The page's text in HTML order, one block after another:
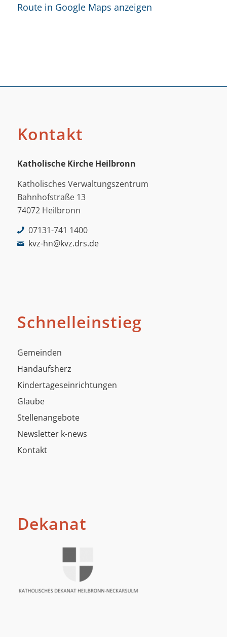
Route in Google Maps anzeigen
Kontakt
Katholische Kirche Heilbronn
Katholisches Verwaltungszentrum
Bahnhofstraße 13
74072 Heilbronn
07131-741 1400
kvz-hn@kvz.drs.de
Schnelleinstieg
Gemeinden
Handaufsherz
Kindertageseinrichtungen
Glaube
Stellenangebote
Newsletter k-news
Kontakt
Dekanat